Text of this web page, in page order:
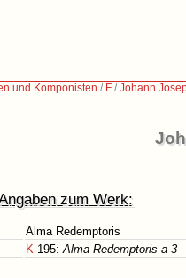
und Komponisten / F /Johann
zum Werk:
Alma Redemptoris
K 195:Alma Redemptoris a 3